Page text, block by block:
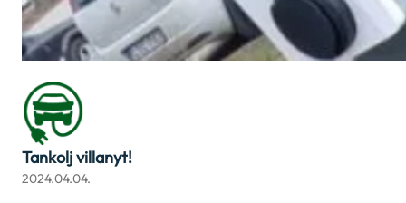
Tankolj villanyt!
2024.04.04.